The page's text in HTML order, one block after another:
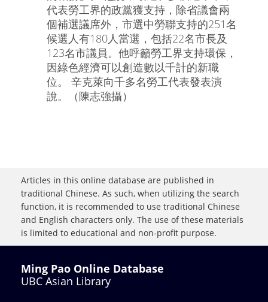
代表勞工界的政黨獲支持，除省議會兩
個補選議席外，市選中勞聯支持的251名
候選人有180人當選，包括22名市長及
123名市議員。他呼籲勞工界支持環保，
因綠色經濟可以創造數以千計的新職
位。 辛克萊向千多名勞工代表發表演
說。（陳志強攝）
Articles in this online database are published in
traditional Chinese. As such, when utilizing the search
function, it is recommended to use traditional Chinese
and English characters only. The use of these materials
is limited to educational and non-profit purpose.
Ming Pao Online Database
UBC Asian Library